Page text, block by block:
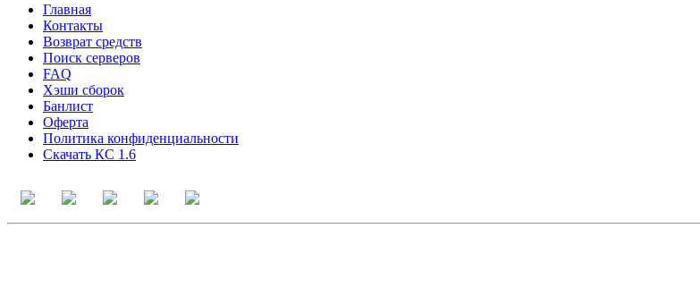
Главная
Контакты
Возврат средств
Поиск серверов
FAQ
Хэши сборок
Банлист
Оферта
Политика конфиденциальности
Скачать КС 1.6